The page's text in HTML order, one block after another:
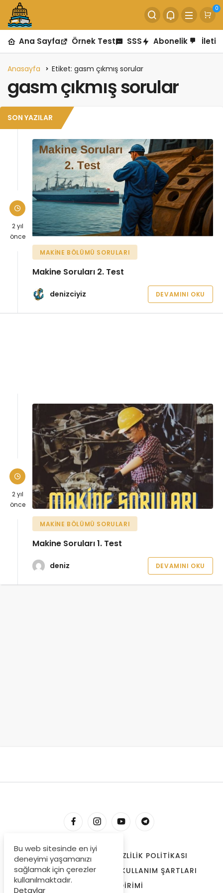
0
Ana Sayfa Örnek Test SSS Abonelik
Anasayfa Etiket: gasm çıkmış sorular
gasm çıkmış sorular
SON YAZILAR
2 yıl
önce
MAKINE BÖLÜMÜ SORULARI
Makine Soruları 2. Test
denizciyiz DEVAMINI OKU
2 yıl
önce
MAKINE BÖLÜMÜ SORULARI
Makine Soruları 1. Test
deniz DEVAMINI OKU
HESABIM İLETIŞIM
GIZLILIK POLITIKASI
ÇEREZLER
BIZE ULAŞIN
KULLANIM ŞARTLARI
ÖDEME BILDIRIMI
Bu web sitesinde en iyi
deneyimi yaşamanızı
sağlamak için çerezler
kullanılmaktadır.
Detaylar